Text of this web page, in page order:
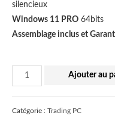
silencieux
Windows 11 PRO 64bits
Assemblage inclus et
quantité
de
TRADING
Ajouter au
Catégorie : Trading PC